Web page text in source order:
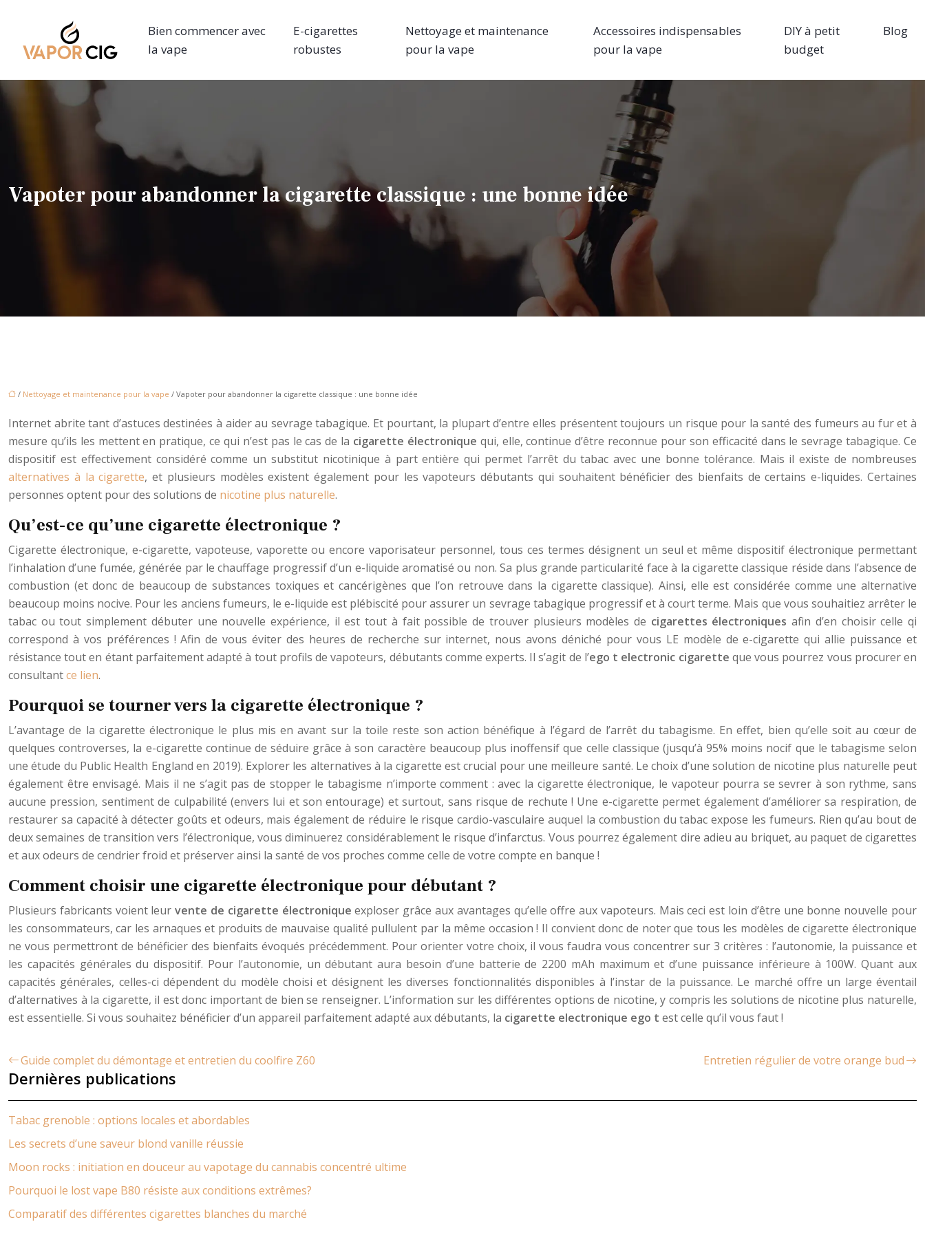
Bien commencer avec
la vape
E-cigarettes
robustes
Nettoyage et maintenance
pour la vape
Accessoires indispensables
pour la vape
DIY à petit
budget
Blog
Vapoter pour abandonner la cigarette classique : une bonne idée
/ Nettoyage et maintenance pour la vape / Vapoter pour abandonner la cigarette classique : une bonne idée
Internet abrite tant d’astuces destinées à aider au sevrage tabagique. Et pourtant, la plupart d’entre elles présentent toujours un risque pour la santé des fumeurs au fur et à
mesure qu’ils les mettent en pratique, ce qui n’est pas le cas de la cigarette électronique qui, elle, continue d’être reconnue pour son efficacité dans le sevrage tabagique. Ce
dispositif est effectivement considéré comme un substitut nicotinique à part entière qui permet l’arrêt du tabac avec une bonne tolérance. Mais il existe de nombreuses
alternatives à la cigarette, et plusieurs modèles existent également pour les vapoteurs débutants qui souhaitent bénéficier des bienfaits de certains e-liquides. Certaines
personnes optent pour des solutions de nicotine plus naturelle.
Qu’est-ce qu’une cigarette électronique ?
Cigarette électronique, e-cigarette, vapoteuse, vaporette ou encore vaporisateur personnel, tous ces termes désignent un seul et même dispositif électronique permettant
l’inhalation d’une fumée, générée par le chauffage progressif d’un e-liquide aromatisé ou non. Sa plus grande particularité face à la cigarette classique réside dans l’absence de
combustion (et donc de beaucoup de substances toxiques et cancérigènes que l’on retrouve dans la cigarette classique). Ainsi, elle est considérée comme une alternative
beaucoup moins nocive. Pour les anciens fumeurs, le e-liquide est plébiscité pour assurer un sevrage tabagique progressif et à court terme. Mais que vous souhaitiez arrêter le
tabac ou tout simplement débuter une nouvelle expérience, il est tout à fait possible de trouver plusieurs modèles de cigarettes électroniquesafin d’en choisir celle qi
correspond à vos préférences ! Afin de vous éviter des heures de recherche sur internet, nous avons déniché pour vous LE modèle de e-cigarette qui allie puissance et
résistance tout en étant parfaitement adapté à tout profils de vapoteurs, débutants comme experts. Il s’agit de l’ego t electronic cigarette que vous pourrez vous procurer en
consultantce lien.
Pourquoi se tourner vers la cigarette électronique ?
L’avantage de la cigarette électronique le plus mis en avant sur la toile reste son action bénéfique à l’égard de l’arrêt du tabagisme. En effet, bien qu’elle soit au cœur de
quelques controverses, la e-cigarette continue de séduire grâce à son caractère beaucoup plus inoffensif que celle classique (jusqu’à 95% moins nocif que le tabagisme selon
une étude du Public Health England en 2019). Explorer les alternatives à la cigarette est crucial pour une meilleure santé. Le choix d’une solution de nicotine plus naturelle peut
également être envisagé. Mais il ne s’agit pas de stopper le tabagisme n’importe comment : avec la cigarette électronique, le vapoteur pourra se sevrer à son rythme, sans
aucune pression, sentiment de culpabilité (envers lui et son entourage) et surtout, sans risque de rechute ! Une e-cigarette permet également d’améliorer sa respiration, de
restaurer sa capacité à détecter goûts et odeurs, mais également de réduire le risque cardio-vasculaire auquel la combustion du tabac expose les fumeurs. Rien qu’au bout de
deux semaines de transition vers l’électronique, vous diminuerez considérablement le risque d’infarctus. Vous pourrez également dire adieu au briquet, au paquet de cigarettes
et aux odeurs de cendrier froid et préserver ainsi la santé de vos proches comme celle de votre compte en banque !
Comment choisir une cigarette électronique pour débutant ?
Plusieurs fabricants voient leurvente de cigarette électronique exploser grâce aux avantages qu’elle offre aux vapoteurs. Mais ceci est loin d’être une bonne nouvelle pour
les consommateurs, car les arnaques et produits de mauvaise qualité pullulent par la même occasion ! Il convient donc de noter que tous les modèles de cigarette électronique
ne vous permettront de bénéficier des bienfaits évoqués précédemment. Pour orienter votre choix, il vous faudra vous concentrer sur 3 critères : l’autonomie, la puissance et
les capacités générales du dispositif. Pour l’autonomie, un débutant aura besoin d’une batterie de 2200 mAh maximum et d’une puissance inférieure à 100W. Quant aux
capacités générales, celles-ci dépendent du modèle choisi et désignent les diverses fonctionnalités disponibles à l’instar de la puissance. Le marché offre un large éventail
d’alternatives à la cigarette, il est donc important de bien se renseigner. L’information sur les différentes options de nicotine, y compris les solutions de nicotine plus naturelle,
est essentielle. Si vous souhaitez bénéficier d’un appareil parfaitement adapté aux débutants, la cigarette electronique ego t est celle qu’il vous faut !
Guide complet du démontage et entretien du coolfire Z60 Entretien régulier de votre orange bud
Dernières publications
Tabac grenoble : options locales et abordables
Les secrets d’une saveur blond vanille réussie
Moon rocks : initiation en douceur au vapotage du cannabis concentré ultime
Pourquoi le lost vape B80 résiste aux conditions extrêmes?
Comparatif des différentes cigarettes blanches du marché